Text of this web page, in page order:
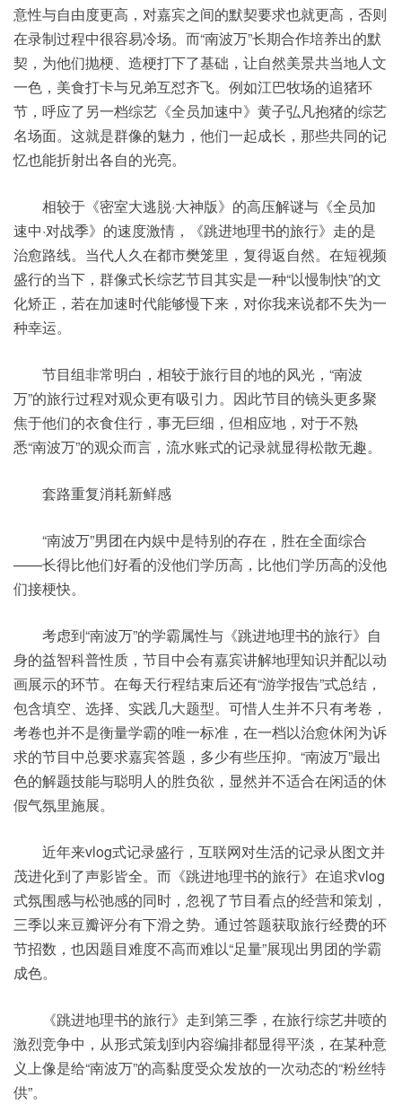
意性与自由度更高，对嘉宾之间的默契要求也就更高，否则
在录制过程中很容易冷场。而“南波万”长期合作培养出的默
契，为他们抛梗、造梗打下了基础，让自然美景共当地人文
一色，美食打卡与兄弟互怼齐飞。例如江巴牧场的追猪环
节，呼应了另一档综艺《全员加速中》黄子弘凡抱猪的综艺
名场面。这就是群像的魅力，他们一起成长，那些共同的记
忆也能折射出各自的光亮。
相较于《密室大逃脱·大神版》的高压解谜与《全员加
速中·对战季》的速度激情，《跳进地理书的旅行》走的是
治愈路线。当代人久在都市樊笼里，复得返自然。在短视频
盛行的当下，群像式长综艺节目其实是一种“以慢制快”的文
化矫正，若在加速时代能够慢下来，对你我来说都不失为一
种幸运。
节目组非常明白，相较于旅行目的地的风光，“南波
万”的旅行过程对观众更有吸引力。因此节目的镜头更多聚
焦于他们的衣食住行，事无巨细，但相应地，对于不熟
悉“南波万”的观众而言，流水账式的记录就显得松散无趣。
套路重复消耗新鲜感
“南波万”男团在内娱中是特别的存在，胜在全面综合
——长得比他们好看的没他们学历高，比他们学历高的没他
们接梗快。
考虑到“南波万”的学霸属性与《跳进地理书的旅行》自
身的益智科普性质，节目中会有嘉宾讲解地理知识并配以动
画展示的环节。在每天行程结束后还有“游学报告”式总结，
包含填空、选择、实践几大题型。可惜人生并不只有考卷，
考卷也并不是衡量学霸的唯一标准，在一档以治愈休闲为诉
求的节目中总要求嘉宾答题，多少有些压抑。“南波万”最出
色的解题技能与聪明人的胜负欲，显然并不适合在闲适的休
假气氛里施展。
近年来vlog式记录盛行，互联网对生活的记录从图文并
茂进化到了声影皆全。而《跳进地理书的旅行》在追求vlog
式氛围感与松弛感的同时，忽视了节目看点的经营和策划，
三季以来豆瓣评分有下滑之势。通过答题获取旅行经费的环
节招数，也因题目难度不高而难以“足量”展现出男团的学霸
成色。
《跳进地理书的旅行》走到第三季，在旅行综艺井喷的
激烈竞争中，从形式策划到内容编排都显得平淡，在某种意
义上像是给“南波万”的高黏度受众发放的一次动态的“粉丝特
供”。